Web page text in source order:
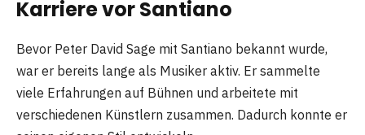
Karriere vor Santiano
Bevor Peter David Sage mit Santiano bekannt wurde,
war er bereits lange als Musiker aktiv. Er sammelte
viele Erfahrungen auf Bühnen und arbeitete mit
verschiedenen Künstlern zusammen. Dadurch konnte er